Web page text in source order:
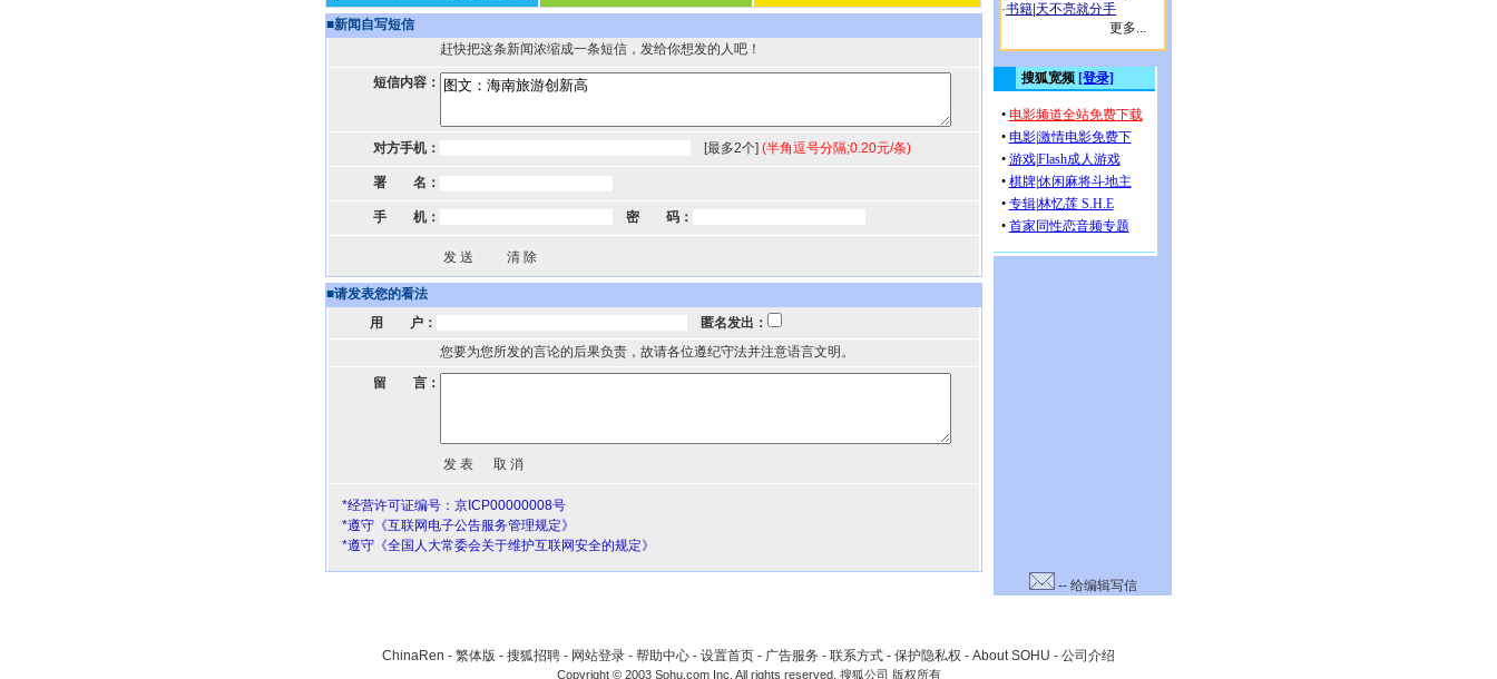
■新闻自写短信
赶快把这条新闻浓缩成一条短信，发给你想发的人吧！
短信内容：
对方手机： [最多2个] (半角逗号分隔;0.20元/条)
署 名：
手 机： 密 码：
■请发表您的看法
用 户：
匿名发出：
您要为您所发的言论的后果负责，故请各位遵纪守法并注意语言文明。
留 言：
*经营许可证编号：京ICP00000008号
*遵守《互联网电子公告服务管理规定》
*遵守《全国人大常委会关于维护互联网安全的规定》
·书籍 天不亮就分手
更多...
-- 给编辑写信
ChinaRen - 繁体版 - 搜狐招聘 - 网站登录 - 帮助中心 - 设置首页 - 广告服务 - 联系方式 - 保护隐私权 - About SOHU - 公司介绍
Copyright © 2003 Sohu.com Inc. All rights reserved. 搜狐公司 版权所有